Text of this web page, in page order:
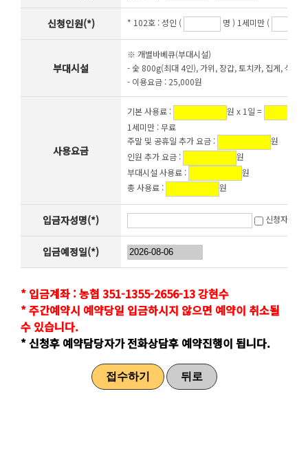
신청인원(*) * 102호 :성인 ( 명 ) 1세미만 (
부대시설
※ 개별바베큐(부대시설)
- 숯 800g(최대 4인), 가위, 장갑, 토치카, 집게, 석쇠,
- 이용요금 : 25,000원
사용요금
기본 사용료 :
원 x 1일 =
1세미만 : 무료
주말 및 공휴일 추가 요금 :
원
인원 추가 요금 :
원
부대시설 사용료 :
원
총 사용료 :
원
입금자성명(*) 신청자와 동
입금예정일(*)
* 입금계좌 : 농협 351-1355-2656-13 강현수
* 주간예약시 예약당일 입금하시지 않으면 예약이 취소될
수 있습니다.
* 신청후 예약담당자가 전화상담후 예약진행이 됩니다.